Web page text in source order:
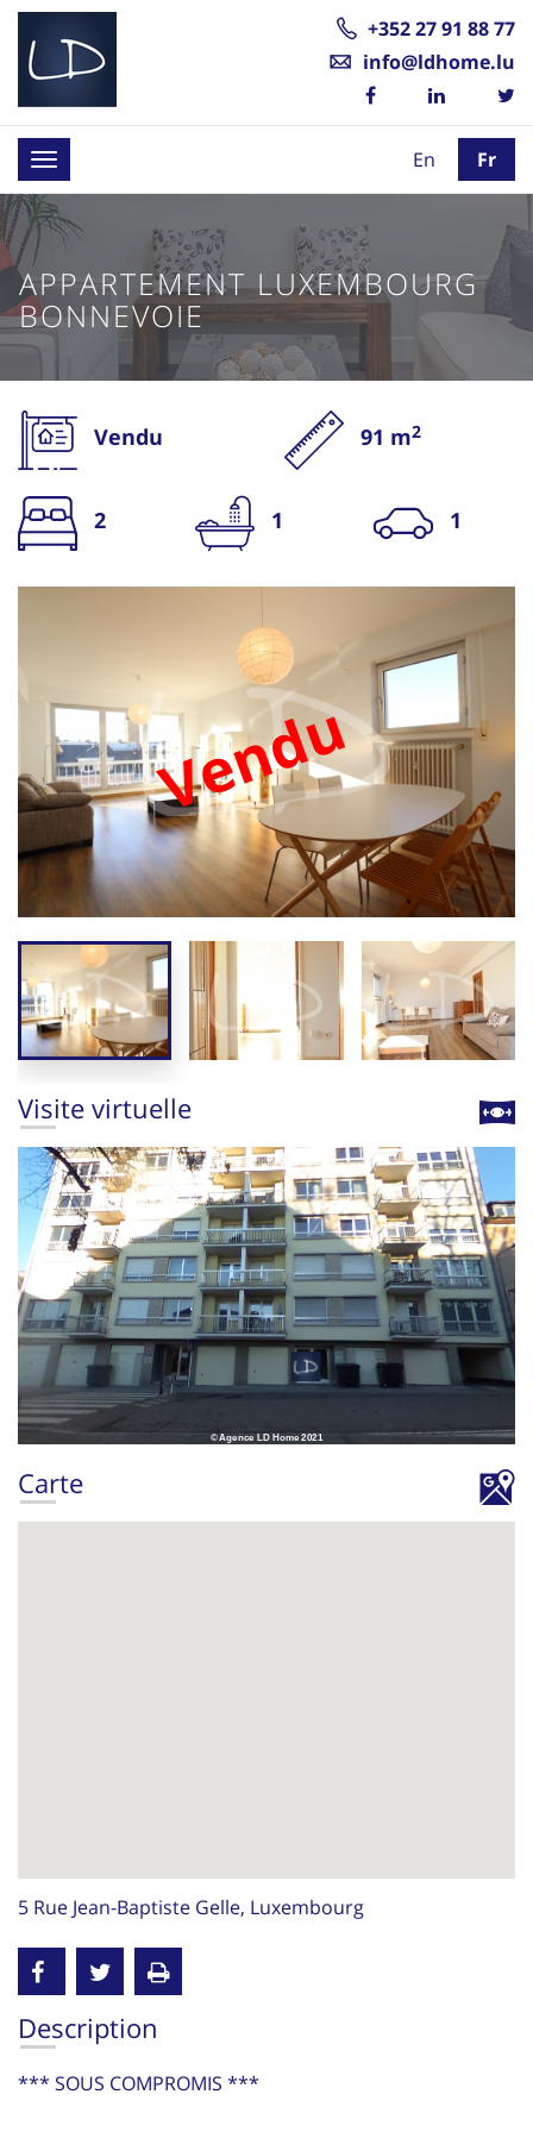
+352 27 91 88 77
info@ldhome.lu
Toggle
navigation
En Fr
APPARTEMENT LUXEMBOURG
BONNEVOIE
Vendu 91 m2
2 1 1
Vendu
Visite virtuelle
Carte
5 Rue Jean-Baptiste Gelle, Luxembourg
Description
*** SOUS COMPROMIS ***